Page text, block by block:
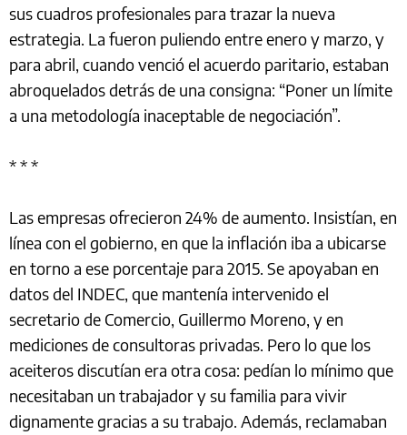
sus cuadros profesionales para trazar la nueva
estrategia. La fueron puliendo entre enero y marzo, y
para abril, cuando venció el acuerdo paritario, estaban
abroquelados detrás de una consigna: “Poner un límite
a una metodología inaceptable de negociación”.
* * *
Las empresas ofrecieron 24% de aumento. Insistían, en
línea con el gobierno, en que la inflación iba a ubicarse
en torno a ese porcentaje para 2015. Se apoyaban en
datos del INDEC, que mantenía intervenido el
secretario de Comercio, Guillermo Moreno, y en
mediciones de consultoras privadas. Pero lo que los
aceiteros discutían era otra cosa: pedían lo mínimo que
necesitaban un trabajador y su familia para vivir
dignamente gracias a su trabajo. Además, reclamaban